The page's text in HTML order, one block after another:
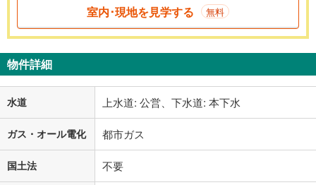
室内･現地を見学する 無料
物件詳細
水道 上水道: 公営、下水道: 本下水
ガス・オール電化 都市ガス
国土法 不要